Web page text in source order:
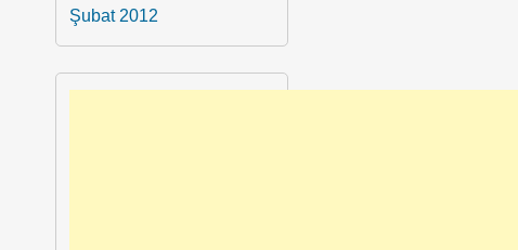
Şubat 2012